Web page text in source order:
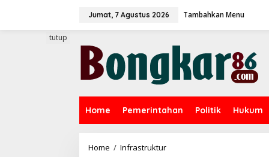
Jumat, 7 Agustus 2026 Tambahkan Menu
Home Pemerintahan Politik Hukum
tutup
Home / Infrastruktur